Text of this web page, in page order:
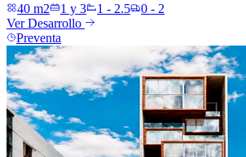
40 m2
1 y 3 1 - 2.5
0 - 2
Ver Desarrollo
Preventa